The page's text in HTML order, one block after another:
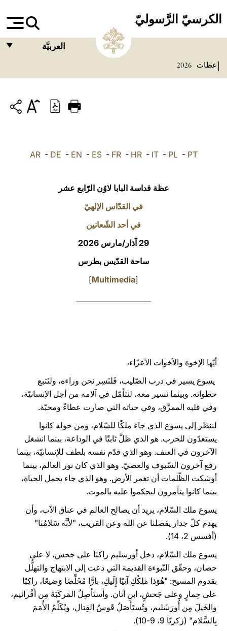
الكرسيّ الرَّسوليّ
العربيَّة
ITALIANO
POLSKI
عظات 2026
AR- DE - EN - ES- FR- HR- IT- PL- PT
عظة قداسة البابا لاوُن الرّابع عشر
في القدّاس الإلهيّ
في أحد الشّعانين
29 آذار/مارس 2026
ساحة القدّيس بطرس
[
Multimedia
]
أيّها الإخوة والأخوات الأعزّاء،
يسوع يسير في درب الصّليب، فَلنَسِر نحن وراءه، ولنَتبع
خطواته. وبينما نسير معه، لنتأمّل في آلامه من أجل الإنسانيّة،
وفي قلبه الممزَّق، وفي حياته التي صارت عطاءً ومحبّة.
لننظر إلى يسوع الذي جاءَ ملكًا للسّلام، ومن حوله كانوا
يستعدّون للحرب. هو الذي ظلَّ ثابتًا في الوداعة، بينما انشغل
الآخرون في العنف. وهو الذي قدّم نفسه بلطف للإنسانيّة، بينما
رفع آخرون السّيوف والعصيّ. وهو الذي كان نور العالم، بينما
أوشكت الظّلمات أن تغمر الأرض. وهو الذي جاء يحمل الحياة،
بينما كانوا يتآمرون ليحكموا عليه بالموت.
يسوع ملك السّلام، يريد أن يصالح العالم في عناق الآب، وأن
يهدم كلّ جدار يفصلنا عن الله وعن القريب، "لأنَّه سَلامُنا"
(أفسس 2، 14).
يسوع ملك السّلام، دخل أورشليم راكبًا على جَحش، لا على
حصان، وحقّق النّبوءة القديمة التي دعت إلى الابتهاج والتهلُّل
بقدوم المسيح: "هُوَذا مَلِكُكِ آتِيًا إِلَيكِ، بارًّا مُخَلِّصًا وَضيعًا، راكِبًا
على حِمارٍ وعلى جَحشٍ، ابنِ أتان. وأَستَأصِلُ المَركَبَةَ مِن أَفْرائيم،
والخَيلَ مِن أُورَشَليم، وتُستَأصَلُ قَوسُ القِتال، ويُكَلِّمُ الأُمَمَ
بِالسَّلام" (زكريّا 9، 9-10).